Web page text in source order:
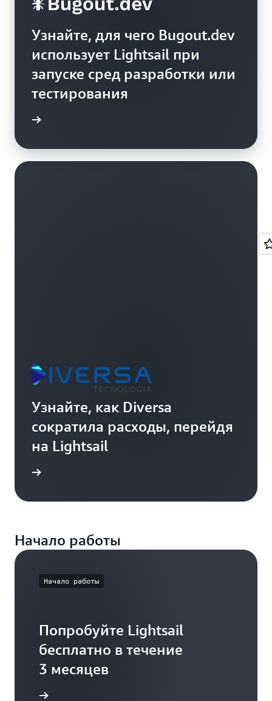
Узнайте, для чего Bugout.dev
использует Lightsail при
запуске сред разработки или
тестирования
Узнайте, как Diversa
сократила расходы, перейдя
на Lightsail
Начало работы
Начало работы
Попробуйте Lightsail
бесплатно в течение
3 месяцев